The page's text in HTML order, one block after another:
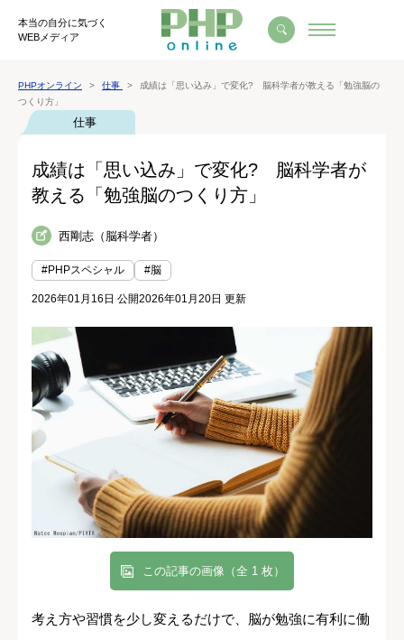
本当の自分に気づく
WEBメディア
PHPオンライン 仕事
成績は「思い込み」で変化? 脳科学者が教える「勉強脳の
つくり方」
仕事
成績は「思い込み」で変化? 脳科学者が
教える「勉強脳のつくり方」
西剛志（脳科学者）
#PHPスペシャル #脳
2026年01月16日 公開2026年01月20日 更新
この記事の画像（全 1 枚）
考え方や習慣を少し変えるだけで、脳が勉強に有利に働